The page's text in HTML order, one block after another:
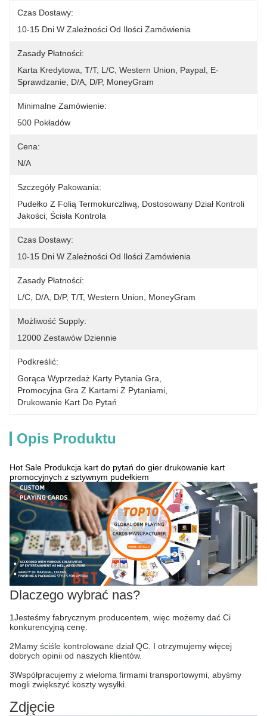
Czas Dostawy:
10-15 Dni W Zależności Od Ilości Zamówienia
Zasady Płatności:
Karta Kredytowa, T/T, L/C, Western Union, Paypal, E-
Sprawdzanie, D/A, D/P, MoneyGram
Minimalne Zamówienie:
500 Pokładów
Cena:
N/A
Szczegóły Pakowania:
Pudełko Z Folią Termokurczliwą, Dostosowany Dział Kontroli
Jakości, Ścisła Kontrola
Czas Dostawy:
10-15 Dni W Zależności Od Ilości Zamówienia
Zasady Płatności:
L/C, D/A, D/P, T/T, Western Union, MoneyGram
Możliwość Supply:
12000 Zestawów Dziennie
Podkreślić:
Gorąca Wyprzedaż Karty Pytania Gra
Promocyjna Gra Z Kartami Z Pytaniami
Drukowanie Kart Do Pytań
Opis Produktu
Hot Sale Produkcja kart do pytań do gier drukowanie kart
promocyjnych z sztywnym pudełkiem
Dlaczego wybrać nas?
1Jesteśmy fabrycznym producentem, więc możemy dać Ci
konkurencyjną cenę.
2Mamy ściśle kontrolowane dział QC. I otrzymujemy więcej
dobrych opinii od naszych klientów.
3Współpracujemy z wieloma firmami transportowymi, abyśmy
mogli zwiększyć koszty wysyłki.
Zdjęcie